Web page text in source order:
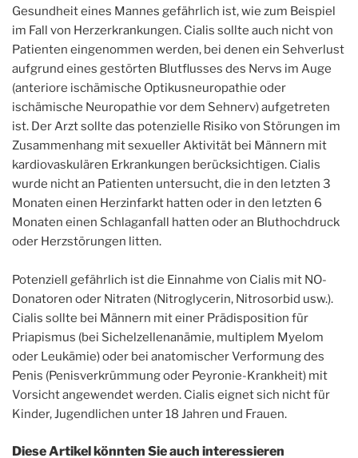
Gesundheit eines Mannes gefährlich ist, wie zum Beispiel
im Fall von Herzerkrankungen. Cialis sollte auch nicht von
Patienten eingenommen werden, bei denen ein Sehverlust
aufgrund eines gestörten Blutflusses des Nervs im Auge
(anteriore ischämische Optikusneuropathie oder
ischämische Neuropathie vor dem Sehnerv) aufgetreten
ist. Der Arzt sollte das potenzielle Risiko von Störungen im
Zusammenhang mit sexueller Aktivität bei Männern mit
kardiovaskulären Erkrankungen berücksichtigen. Cialis
wurde nicht an Patienten untersucht, die in den letzten 3
Monaten einen Herzinfarkt hatten oder in den letzten 6
Monaten einen Schlaganfall hatten oder an Bluthochdruck
oder Herzstörungen litten.
Potenziell gefährlich ist die Einnahme von Cialis mit NO-
Donatoren oder Nitraten (Nitroglycerin, Nitrosorbid usw.).
Cialis sollte bei Männern mit einer Prädisposition für
Priapismus (bei Sichelzellenanämie, multiplem Myelom
oder Leukämie) oder bei anatomischer Verformung des
Penis (Penisverkrümmung oder Peyronie-Krankheit) mit
Vorsicht angewendet werden. Cialis eignet sich nicht für
Kinder, Jugendlichen unter 18 Jahren und Frauen.
Diese Artikel könnten Sie auch interessieren